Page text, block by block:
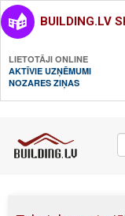
BUILDING.LV
LIETOTĀJI ONLINE
AKTĪVIE UZŅĒMUMI
NOZARES ZIŅAS